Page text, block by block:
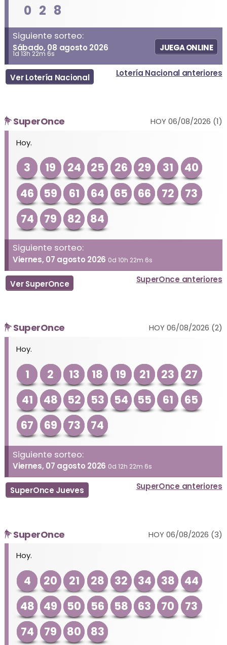
0 2 8
Siguiente sorteo:
Sábado, 08 agosto 2026
1d 13h 22m 6s
JUEGA ONLINE
Ver Lotería Nacional Lotería Nacional anteriores
SuperOnce
HOY 06/08/2026 (1)
Hoy.
3 19 24 25 26 29 31
40
46
59 61 64 65 66 72
73
74
79 82 84
Siguiente sorteo:
Viernes, 07 agosto 2026 0d 10h 22m 6s
Ver SuperOnce SuperOnce anteriores
SuperOnce
HOY 06/08/2026 (2)
Hoy.
1 2 13 18 19 21 23
27
41
48 52 53 54 55 61
65
67
69 73 74
Siguiente sorteo:
Viernes, 07 agosto 2026 0d 12h 22m 6s
SuperOnce Jueves SuperOnce anteriores
SuperOnce
HOY 06/08/2026 (3)
Hoy.
4 20 21 28 32 34 38
44
48
49 50 56 58 63 70
73
74
79 80 83